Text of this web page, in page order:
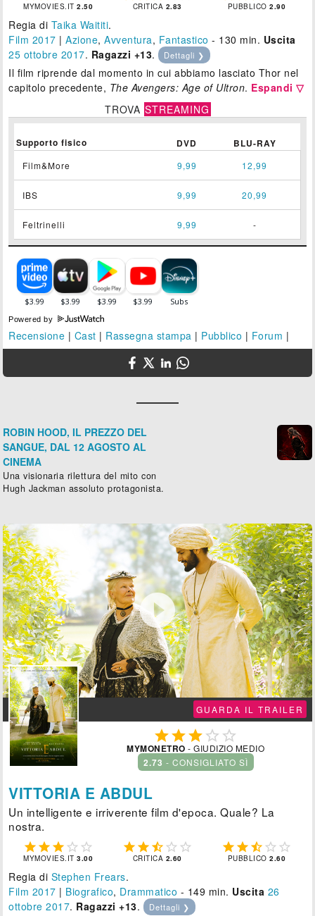
MYMOVIES.IT2.50 CRITICA 2.83 PUBBLICO2.90
Regia di Taika Waititi.
Film 2017 |Azione,Avventura, Fantastico - 130 min. Uscita
25 ottobre 2017. Ragazzi +13. Dettagli ❯
Il film riprende dal momento in cui abbiamo lasciato Thor nel
capitolo precedente, The Avengers: Age of Ultron. Espandi ▽
TROVA STREAMING
Supporto fisico DVD BLU-RAY
Film&More 9,99 12,99
IBS 9,99 20,99
Feltrinelli 9,99 -
Powered by
Recensione | Cast | Rassegna stampa | Pubblico | Forum |
ROBIN HOOD, IL PREZZO DEL
SANGUE, DAL 12 AGOSTO AL
CINEMA
Una visionaria rilettura del mito con
Hugh Jackman assoluto protagonista.

GUARDA IL TRAILER
  
MYMONETRO - GIUDIZIO MEDIO
2.73 - CONSIGLIATO SÌ
VITTORIA E ABDUL
Un intelligente e irriverente film d'epoca. Quale? La
nostra.
    
MYMOVIES.IT3.00
    
CRITICA 2.60
    
PUBBLICO2.60
Regia di Stephen Frears.
Film 2017 | Biografico, Drammatico - 149 min. Uscita 26
ottobre 2017. Ragazzi +13. Dettagli ❯